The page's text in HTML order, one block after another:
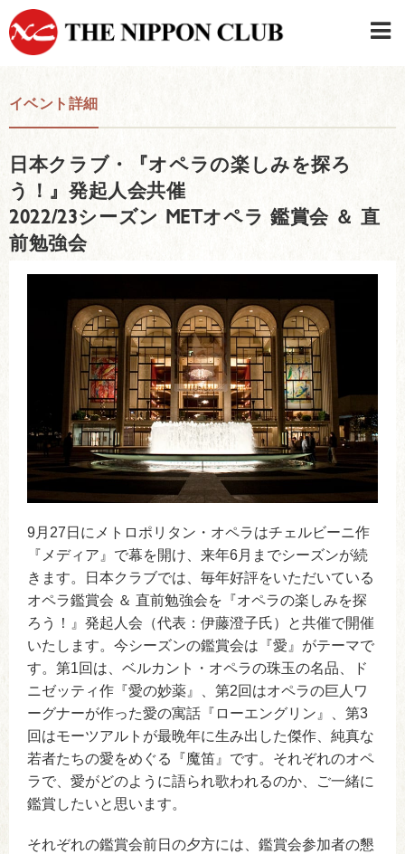
イベント詳細
日本クラブ・『オペラの楽しみを探ろ
う！』発起人会共催
2022/23シーズン METオペラ 鑑賞会 ＆ 直
前勉強会
9月27日にメトロポリタン・オペラはチェルビーニ作
『メディア』で幕を開け、来年6月までシーズンが続
きます。日本クラブでは、毎年好評をいただいている
オペラ鑑賞会 ＆ 直前勉強会を『オペラの楽しみを探
ろう！』発起人会（代表：伊藤澄子氏）と共催で開催
いたします。今シーズンの鑑賞会は『愛』がテーマで
す。第1回は、ベルカント・オペラの珠玉の名品、ド
ニゼッティ作『愛の妙薬』、第2回はオペラの巨人ワ
ーグナーが作った愛の寓話『ローエングリン』、第3
回はモーツアルトが最晩年に生み出した傑作、純真な
若者たちの愛をめぐる『魔笛』です。それぞれのオペ
ラで、愛がどのように語られ歌われるのか、ご一緒に
鑑賞したいと思います。
それぞれの鑑賞会前日の夕方には、鑑賞会参加者の懇
日本クラブメンバーログイン
連絡先・駐車場
はじめてご利用の方はこちら
›